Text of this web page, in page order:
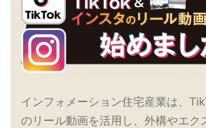
インフォメーション住宅産業は、
のリール動画を活用し、外構やエク